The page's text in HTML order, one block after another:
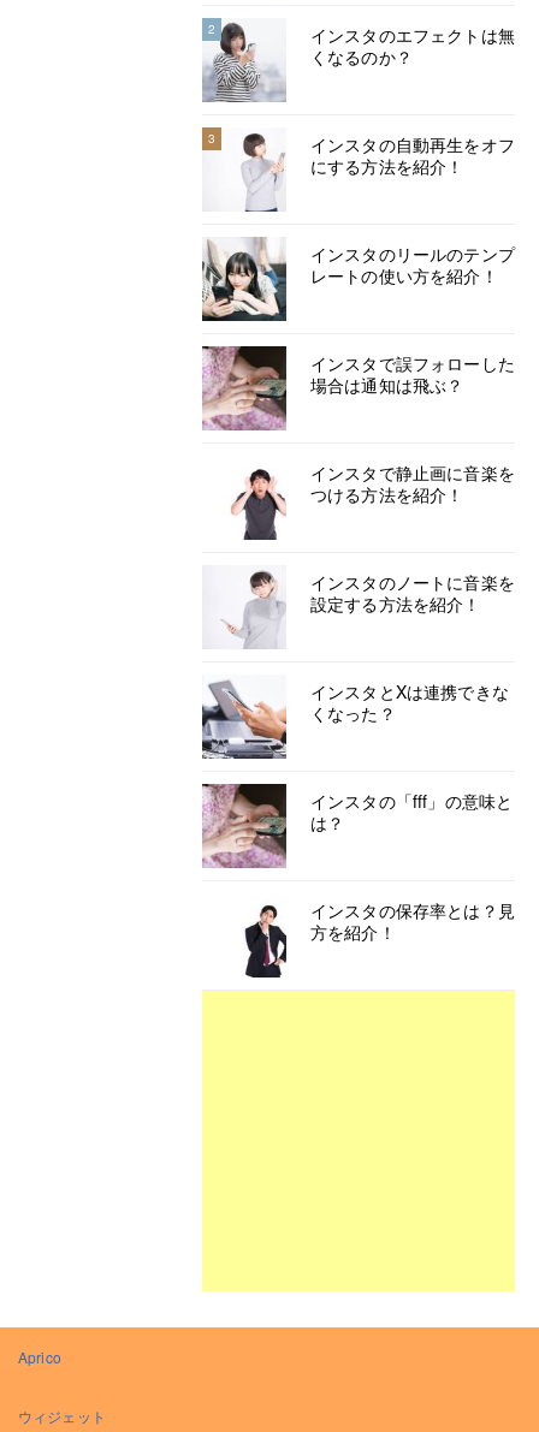
2
インスタのエフェクトは無
くなるのか？
3
インスタの自動再生をオフ
にする方法を紹介！
インスタのリールのテンプ
レートの使い方を紹介！
インスタで誤フォローした
場合は通知は飛ぶ？
インスタで静止画に音楽を
つける方法を紹介！
インスタのノートに音楽を
設定する方法を紹介！
インスタとXは連携できな
くなった？
インスタの「fff」の意味と
は？
インスタの保存率とは？見
方を紹介！
Aprico
ウィジェット